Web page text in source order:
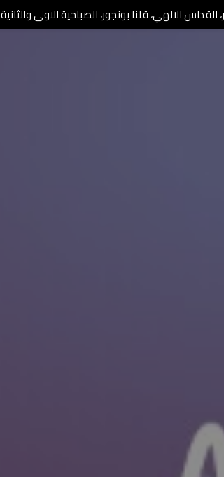
القداس الالهي، قلنا بونجور، الصباحية الاولى والثانية